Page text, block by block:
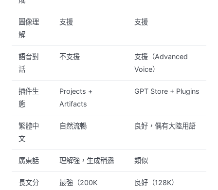
圖像理
解
支援 支援
語音對
話
不支援
支援（Advanced
Voice）
插件生
態
Projects +
Artifacts
GPT Store + Plugins
繁體中
文
自然流暢 良好，偶有大陸用語
廣東話 理解強，生成稍遜 類似
長文分
最強（200K
良好（128K）